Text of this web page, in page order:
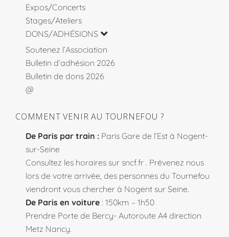
Expos/Concerts
Stages/Ateliers
DONS/ADHÉSIONS
Soutenez l’Association
Bulletin d’adhésion 2026
Bulletin de dons 2026
@
COMMENT VENIR AU TOURNEFOU ?
De Paris par train : Paris Gare de l’Est à Nogent-
sur-Seine
Consultez les horaires sur sncf.fr . Prévenez nous
lors de votre arrivée, des personnes du Tournefou
viendront vous chercher à Nogent sur Seine.
De Paris en voiture : 150km – 1h50
Prendre Porte de Bercy- Autoroute A4 direction
Metz Nancy.